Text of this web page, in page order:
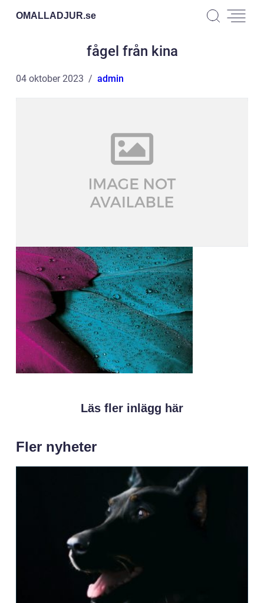
OMALLADJUR.se
fågel från kina
04 oktober 2023 admin
Läs fler inlägg här
Fler nyheter